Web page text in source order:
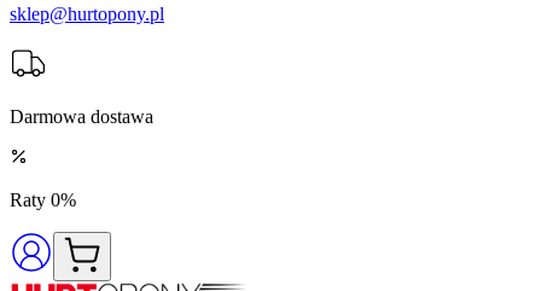
sklep@hurtopony.pl
Darmowa dostawa
Raty 0%